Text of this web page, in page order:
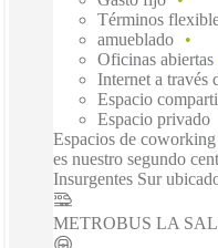
Términos
amueblado
Oficinas abiertas
Internet a través
Espacio
Espacio privado
Espacios de
es nuestro segundo
Insurgentes Sur
METROBUS LA